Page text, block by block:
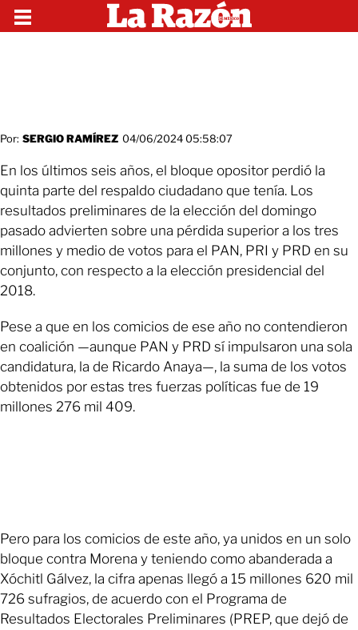
Por: SERGIO RAMÍREZ 04/06/2024 05:58:07
En los últimos seis años, el bloque opositor perdió la
quinta parte del respaldo ciudadano que tenía. Los
resultados preliminares de la elección del domingo
pasado advierten sobre una pérdida superior a los tres
millones y medio de votos para el PAN, PRI y PRD en su
conjunto, con respecto a la elección presidencial del
2018.
Pese a que en los comicios de ese año no contendieron
en coalición —aunque PAN y PRD sí impulsaron una sola
candidatura, la de Ricardo Anaya—, la suma de los votos
obtenidos por estas tres fuerzas políticas fue de 19
millones 276 mil 409.
Pero para los comicios de este año, ya unidos en un solo
bloque contra Morena y teniendo como abanderada a
Xóchitl Gálvez, la cifra apenas llegó a 15 millones 620 mil
726 sufragios, de acuerdo con el Programa de
Resultados Electorales Preliminares (PREP, que dejó de